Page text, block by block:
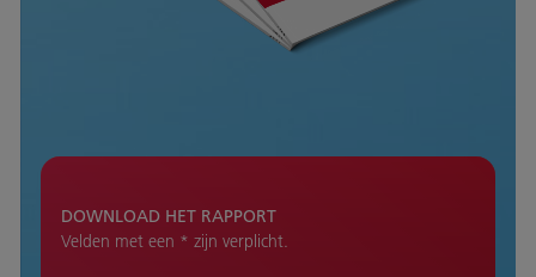
DOWNLOAD HET RAPPORT
Velden met een * zijn verplicht.